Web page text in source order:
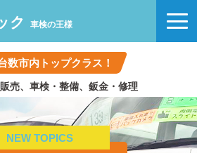
数市内トップクラス！
売、車検・整備、鈑金・修理
ク 車検の王様
NEW TOPICS